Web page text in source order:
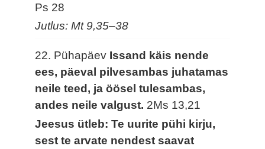
Ps 28
Jutlus: Mt 9,35–38
22. Pühapäev Issand käis nende
ees, päeval pilvesambas juhatamas
neile teed, ja öösel tulesambas,
andes neile valgust. 2Ms 13,21
Jeesus ütleb: Te uurite pühi kirju,
sest te arvate nendest saavat